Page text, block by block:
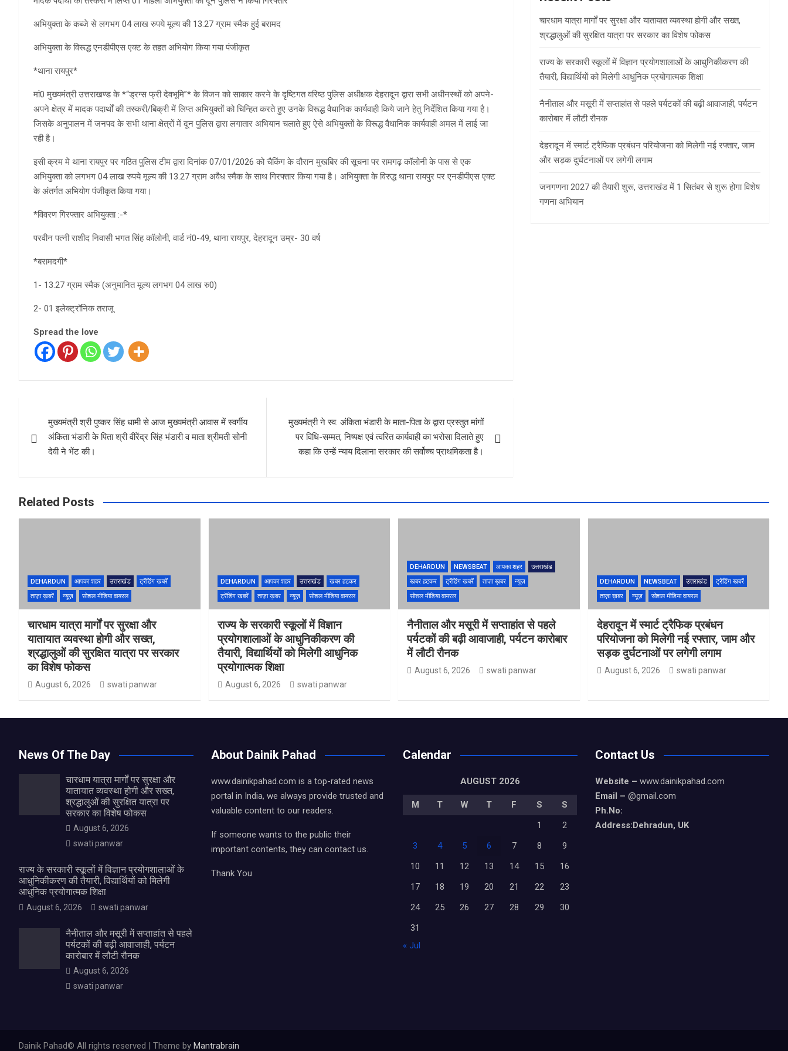
अभियुक्ता के कब्जे से लगभग 04 लाख रुपये मूल्य की 13.27 ग्राम स्मैक हुई बरामद
अभियुक्ता के विरूद्ध एनडीपीएस एक्ट के तहत अभियोग किया गया पंजीकृत
*थाना रायपुर*
मां0 मुख्यमंत्री उत्तराखण्ड के *“ड्रग्स फ्री देवभूमि”* के विजन को साकार करने के दृष्टिगत वरिष्ठ पुलिस अधीक्षक देहरादून द्वारा सभी अधीनस्थों को अपने-
अपने क्षेत्र में मादक पदार्थों की तस्करी/बिक्री में लिप्त अभियुक्तों को चिन्हित करते हुए उनके विरूद्ध वैधानिक कार्यवाही किये जाने हेतु निर्देशित किया गया है।
जिसके अनुपालन में जनपद के सभी थाना क्षेत्रों में दून पुलिस द्वारा लगातार अभियान चलाते हुए ऐसे अभियुक्तों के विरूद्ध वैधानिक कार्यवाही अमल में लाई जा
रही है।
इसी क्रम मे थाना रायपुर पर गठित पुलिस टीम द्वारा दिनांक 07/01/2026 को चैकिंग के दौरान मुखबिर की सूचना पर रामगढ़ कॉलोनी के पास से एक
अभियुक्ता को लगभग 04 लाख रुपये मूल्य की 13.27 ग्राम अवैध स्मैक के साथ गिरफ्तार किया गया है। अभियुक्ता के विरुद्ध थाना रायपुर पर एनडीपीएस एक्ट
के अंतर्गत अभियोग पंजीकृत किया गया।
*विवरण गिरफ्तार अभियुक्ता :-*
परवीन पत्नी राशीद निवासी भगत सिंह कॉलोनी, वार्ड नं0-49, थाना रायपुर, देहरादून उम्र- 30 वर्ष
*बरामदगी*
1- 13.27 ग्राम स्मैक (अनुमानित मूल्य लगभग 04 लाख रु0)
2- 01 इलेक्ट्रॉनिक तराजू
Spread the love
navigation
मुख्यमंत्री श्री पुष्कर सिंह धामी से आज मुख्यमंत्री आवास में स्वर्गीय
अंकिता भंडारी के पिता श्री वीरेंद्र सिंह भंडारी व माता श्रीमती सोनी
देवी ने भेंट की।
मुख्यमंत्री ने स्व. अंकिता भंडारी के माता-पिता के द्वारा प्रस्तुत मांगों
पर विधि-सम्मत, निष्पक्ष एवं त्वरित कार्यवाही का भरोसा दिलाते हुए
कहा कि उन्हें न्याय दिलाना सरकार की सर्वोच्च प्राथमिकता है।
चारधाम यात्रा मार्गों पर सुरक्षा और यातायात व्यवस्था होगी और सख्त,
श्रद्धालुओं की सुरक्षित यात्रा पर सरकार का विशेष फोकस
राज्य के सरकारी स्कूलों में विज्ञान प्रयोगशालाओं के आधुनिकीकरण की
तैयारी, विद्यार्थियों को मिलेगी आधुनिक प्रयोगात्मक शिक्षा
नैनीताल और मसूरी में सप्ताहांत से पहले पर्यटकों की बढ़ी आवाजाही, पर्यटन
कारोबार में लौटी रौनक
देहरादून में स्मार्ट ट्रैफिक प्रबंधन परियोजना को मिलेगी नई रफ्तार, जाम
और सड़क दुर्घटनाओं पर लगेगी लगाम
जनगणना 2027 की तैयारी शुरू, उत्तराखंड में 1 सितंबर से शुरू होगा विशेष
गणना अभियान
Related Posts
DEHARDUN आपका शहर उत्तराखंड
ट्रेंडिंग खबरें
ताज़ा ख़बरें
न्यूज़ सोशल मीडिया वायरल
चारधाम यात्रा मार्गों पर सुरक्षा और
यातायात व्यवस्था होगी और सख्त,
श्रद्धालुओं की सुरक्षित यात्रा पर सरकार
का विशेष फोकस
August 6, 2026 swati panwar
DEHARDUN आपका शहर उत्तराखंड
खबर हटकर
ट्रेंडिंग खबरें
ताज़ा ख़बर न्यूज़ सोशल मीडिया वायरल
राज्य के सरकारी स्कूलों में विज्ञान
प्रयोगशालाओं के आधुनिकीकरण की
तैयारी, विद्यार्थियों को मिलेगी आधुनिक
प्रयोगात्मक शिक्षा
August 6, 2026 swati panwar
DEHARDUN NEWSBEAT आपका शहर
उत्तराखंड
खबर हटकर
ट्रेंडिंग खबरें ताज़ा ख़बर
न्यूज़
सोशल मीडिया वायरल
नैनीताल और मसूरी में सप्ताहांत से पहले
पर्यटकों की बढ़ी आवाजाही, पर्यटन कारोबार
में लौटी रौनक
August 6, 2026 swati panwar
DEHARDUN NEWSBEAT उत्तराखंड
ट्रेंडिंग खबरें
ताज़ा ख़बर
न्यूज़ सोशल मीडिया वायरल
देहरादून में स्मार्ट ट्रैफिक प्रबंधन
परियोजना को मिलेगी नई रफ्तार, जाम और
सड़क दुर्घटनाओं पर लगेगी लगाम
August 6, 2026 swati panwar
News Of The Day
चारधाम यात्रा मार्गों पर सुरक्षा और
यातायात व्यवस्था होगी और सख्त,
श्रद्धालुओं की सुरक्षित यात्रा पर
सरकार का विशेष फोकस
August 6, 2026
swati panwar
राज्य के सरकारी स्कूलों में विज्ञान प्रयोगशालाओं के
आधुनिकीकरण की तैयारी, विद्यार्थियों को मिलेगी
आधुनिक प्रयोगात्मक शिक्षा
August 6, 2026 swati panwar
नैनीताल और मसूरी में सप्ताहांत से पहले
पर्यटकों की बढ़ी आवाजाही, पर्यटन
कारोबार में लौटी रौनक
August 6, 2026
swati panwar
About Dainik Pahad
www.dainikpahad.com is a top-rated news
portal in India, we always provide trusted and
valuable content to our readers.
If someone wants to the public their
important contents, they can contact us.
Thank You
Calendar
AUGUST 2026
M T W T F S
S
1
2
3
4 5 6 7 8
9
10
11 12 13 14 15
16
17
18 19 20 21 22
23
24
25 26 27 28 29
30
31
« Jul
Contact Us
Website – www.dainikpahad.com
Email – @gmail.com
Ph.No:
Address:Dehradun, UK
Dainik Pahad© All rights reserved | Theme by Mantrabrain